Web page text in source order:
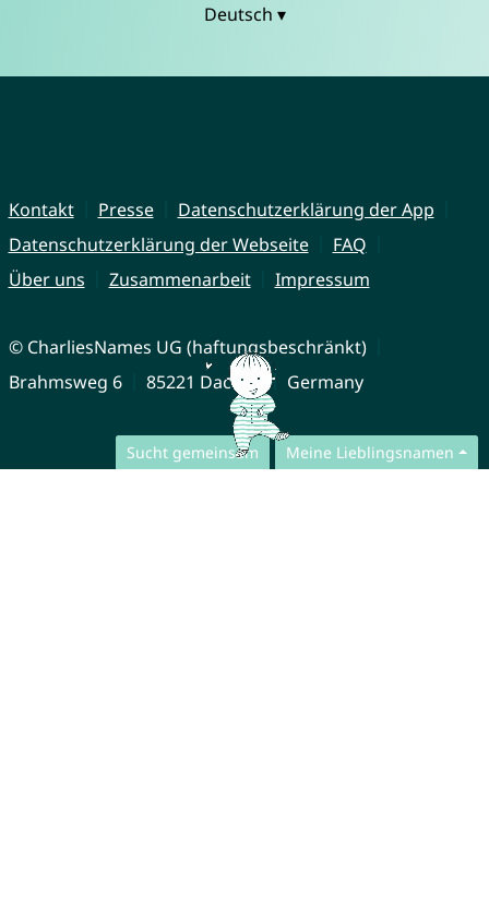
Sucht gemeinsam Meine Lieblingsnamen
Deutsch ▾
Kontakt Presse
Datenschutzerklärung der App
Datenschutzerklärung der Webseite
FAQ
Über uns
Zusammenarbeit Impressum
© CharliesNames UG (haftungsbeschränkt)
Brahmsweg 6
85221 Dachau Germany